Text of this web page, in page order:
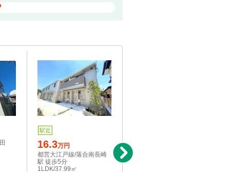
駅近
16.3万円
都営大江戸線/落合南長崎
駅 徒歩5分
1LDK/37.99㎡
西武池袋線/東長崎駅 徒歩